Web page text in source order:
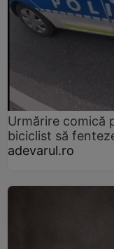
Urmărire comică
biciclist să
adevarul.ro